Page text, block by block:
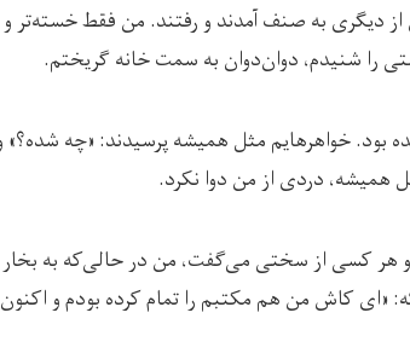
به صنف آمدند و رفتند. من فقط خسته‌تر و
شنیدم، دوان‌دوان به سمت خانه گریختم.
بود. خواهرهایم مثل همیشه پرسیدند: «چه
همیشه، دردی از من دوا نکرد.
هر کسی از سختی می‌گفت، من در حالی‌که به بخار
«ای کاش من هم مکتبم را تمام کرده بودم و